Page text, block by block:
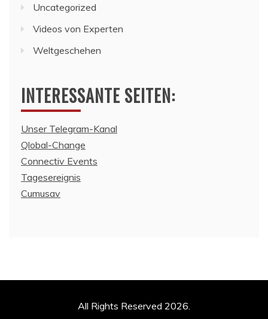
Uncategorized
Videos von Experten
Weltgeschehen
INTERESSANTE SEITEN:
Unser Telegram-Kanal
Qlobal-Change
Connectiv Events
Tagesereignis
Cumusav
All Rights Reserved 2026.